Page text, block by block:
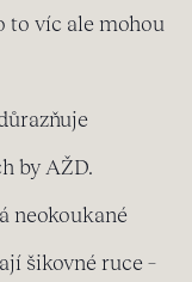
to víc ale mohou
by AŽD.
neokoukané
šikovné ruce –